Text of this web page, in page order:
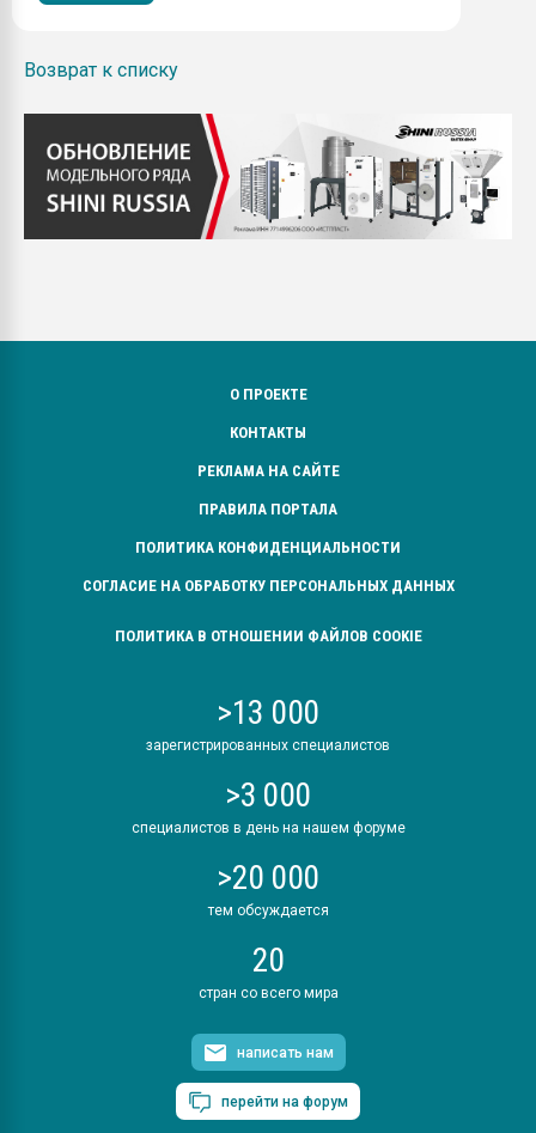
Возврат к списку
О ПРОЕКТЕ
КОНТАКТЫ
РЕКЛАМА НА САЙТЕ
ПРАВИЛА ПОРТАЛА
ПОЛИТИКА КОНФИДЕНЦИАЛЬНОСТИ
СОГЛАСИЕ НА ОБРАБОТКУ ПЕРСОНАЛЬНЫХ ДАННЫХ
ПОЛИТИКА В ОТНОШЕНИИ ФАЙЛОВ COOKIE
>13 000
зарегистрированных специалистов
>3 000
специалистов в день на нашем форуме
>20 000
тем обсуждается
20
стран со всего мира
написать нам
перейти на форум